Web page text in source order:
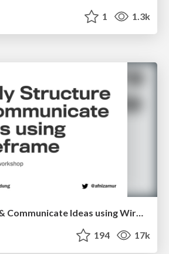
1 1.3k
Easily Structure & Communicate Ideas using Wireframe
194 17k